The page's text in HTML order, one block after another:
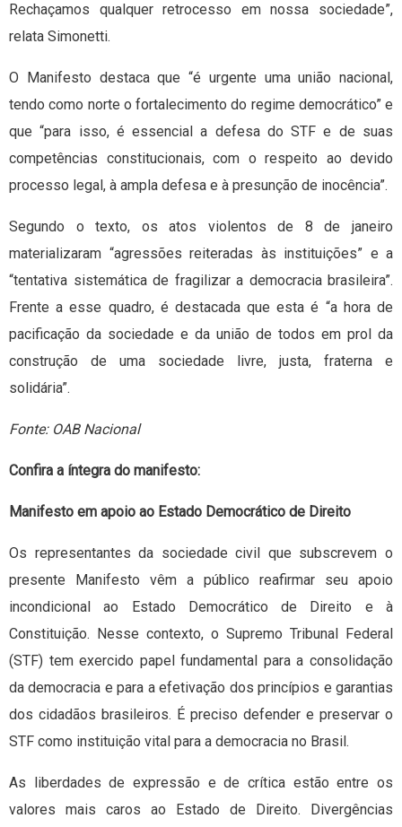
Rechaçamos qualquer retrocesso em nossa sociedade”,
relata Simonetti.
O Manifesto destaca que “é urgente uma união nacional,
tendo como norte o fortalecimento do regime democrático” e
que “para isso, é essencial a defesa do STF e de suas
competências constitucionais, com o respeito ao devido
processo legal, à ampla defesa e à presunção de inocência”.
Segundo o texto, os atos violentos de 8 de janeiro
materializaram “agressões reiteradas às instituições” e a
“tentativa sistemática de fragilizar a democracia brasileira”.
Frente a esse quadro, é destacada que esta é “a hora de
pacificação da sociedade e da união de todos em prol da
construção de uma sociedade livre, justa, fraterna e
solidária”.
Fonte: OAB Nacional
Confira a íntegra do manifesto:
Manifesto em apoio ao Estado Democrático de Direito
Os representantes da sociedade civil que subscrevem o
presente Manifesto vêm a público reafirmar seu apoio
incondicional ao Estado Democrático de Direito e à
Constituição. Nesse contexto, o Supremo Tribunal Federal
(STF) tem exercido papel fundamental para a consolidação
da democracia e para a efetivação dos princípios e garantias
dos cidadãos brasileiros. É preciso defender e preservar o
STF como instituição vital para a democracia no Brasil.
As liberdades de expressão e de crítica estão entre os
valores mais caros ao Estado de Direito. Divergências